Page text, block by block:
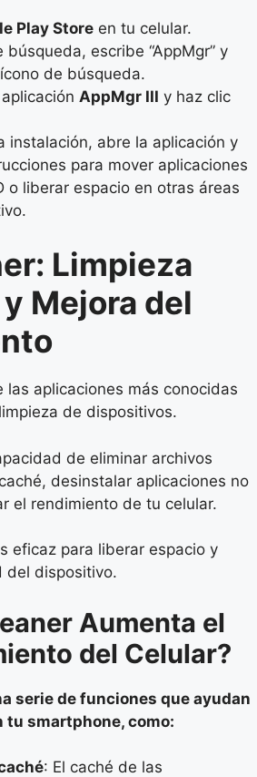
Play Store en tu celular.
búsqueda, escribe “AppMgr” y
de búsqueda.
AppMgr III y haz clic
instalación, abre la aplicación y
para mover aplicaciones
o liberar espacio en otras áreas
Limpieza
Mejora del
las aplicaciones más conocidas
de dispositivos.
de eliminar archivos
desinstalar aplicaciones no
el rendimiento de tu celular.
eficaz para liberar espacio y
del dispositivo.
Aumenta el
del Celular?
serie de funciones que ayudan
tu smartphone, como:
: El caché de las